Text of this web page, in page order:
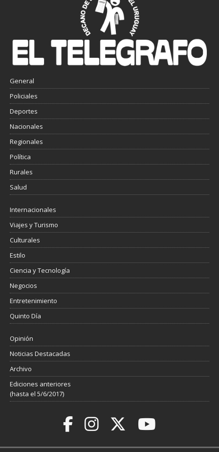
General
Policiales
Deportes
Nacionales
Regionales
Política
Rurales
Salud
Internacionales
Viajes y Turismo
Culturales
Estilo
Ciencia y Tecnología
Negocios
Entretenimiento
Quinto Día
Opinión
Noticias Destacadas
Archivo
Ediciones anteriores
(hasta el 5/6/2017)